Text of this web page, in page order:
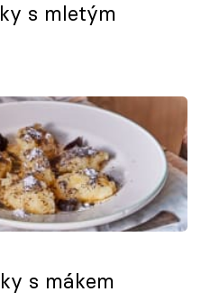
s mletým
s mákem